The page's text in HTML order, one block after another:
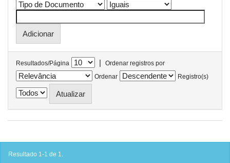
Resultados/Página |
Ordenar registros por
Ordenar
Registro(s)
Resultado 1-1 de 1.